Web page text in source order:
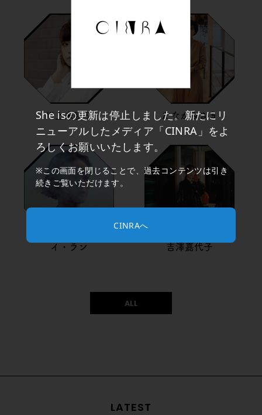
She isの更新は停止しました。新たにリ
ニューアルしたメディア「CINRA」をよ
ろしくお願いいたします。
※この画面を閉じることで、過去コンテンツは引き
続きご覧いただけます。
CINRAへ
川上未映子 たなかみさき
イ・ラン 吉澤嘉代子
ALL
LATEST